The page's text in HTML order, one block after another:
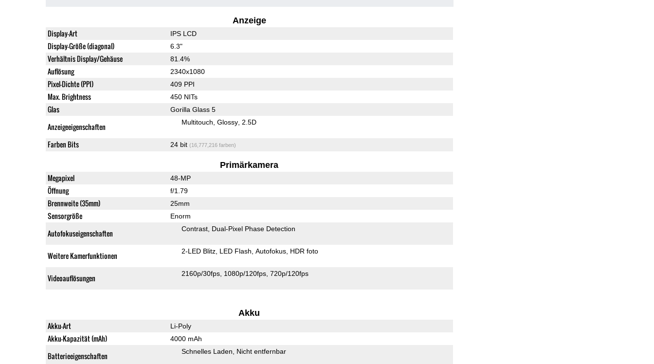
Anzeige
Display-Art IPS LCD
Display-Größe (diagonal) 6.3"
Verhältnis Display/Gehäuse 81.4%
Auflösung 2340x1080
Pixel-Dichte (PPI) 409 PPI
Max. Brightness 450 NITs
Glas Gorilla Glass 5
Anzeigeeigenschaften Multitouch Glossy 2.5D
Farben Bits 24 bit (16,777,216 farben)
Primärkamera
Megapixel 48-MP
Öffnung f/1.79
Brennweite (35mm) 25mm
Sensorgröße Enorm
Autofokuseigenschaften Contrast Dual-Pixel Phase Detection
Weitere Kamerfunktionen 2-LED Blitz LED Flash Autofokus HDR foto
Videoauflösungen 2160p/30fps 1080p/120fps 720p/120fps
Akku
Akku-Art Li-Poly
Akku-Kapazität (mAh) 4000 mAh
Batterieeigenschaften Schnelles Laden Nicht entfernbar